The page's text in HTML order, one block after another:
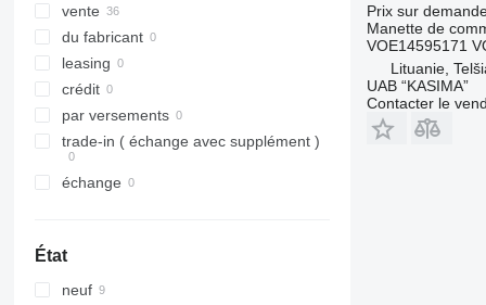
950
962
966
972
980
982
E-series
vente
du fabricant
leasing
crédit
par versements
trade-in ( échange avec supplément )
échange
État
neuf
Prix sur
Manette de
VOE14595171
Lituanie,
UAB “KASIMA”
Contacter le